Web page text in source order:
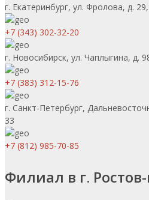
г. Екатеринбург, ул. Фролова, д.
+7 (343) 302-32-20
г. Новосибирск, ул. Чаплыгина, д.
+7 (383) 312-15-76
г. Санкт-Петербург,
33
+7 (812) 985-70-85
Филиал в г.